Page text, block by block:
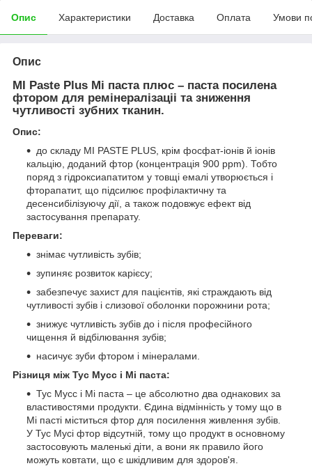
Опис Характеристики Доставка Оплата Умови
Опис
MI Paste Plus Мі паста плюс – паста посилена
фтором для ремінералізаціі та зниження
чутливості зубних тканин.
Опис:
до складу MI PASTE PLUS, крім фосфат-іонів й іонів
кальцію, доданий фтор (концентрація 900 ppm). Тобто
поряд з гідроксиапатитом у товщі емалі утворюється і
фторапатит, що підсилює профілактичну та
десенсибілізуючу дії, а також подовжує ефект від
застосування препарату.
Переваги:
знімає чутливість зубів;
зупиняє розвиток карієсу;
забезпечує захист для пацієнтів, які страждають від
чутливості зубів і слизової оболонки порожнини рота;
знижує чутливість зубів до і після професійного
чищення й відбілювання зубів;
насичує зуби фтором і мінералами.
Різниця між Тус Мусс і Мі паста:
Тус Мусс і Мі паста – це абсолютно два однакових за
властивостями продукти. Єдина відмінність у тому що в
Мі пасті міститься фтор для посилення живлення зубів.
У Тус Мусі фтор відсутній, тому що продукт в основному
застосовують маленькі діти, а вони як правило його
можуть ковтати, що є шкідливим для здоров'я.